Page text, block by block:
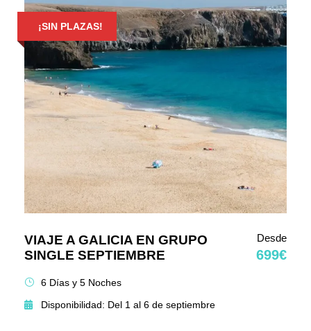
¡SIN PLAZAS!
VIAJE A GALICIA EN GRUPO
SINGLE SEPTIEMBRE
Desde
699€
6 Días y 5 Noches
Disponibilidad: Del 1 al 6 de septiembre